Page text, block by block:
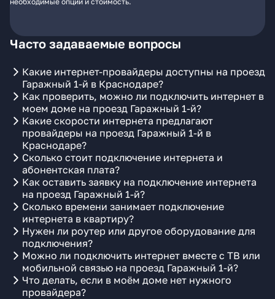
Часто задаваемые вопросы
Какие интернет-провайдеры доступны на проезд
Гаражный 1-й в Краснодаре?
Как проверить, можно ли подключить интернет в
моем доме на проезд Гаражный 1-й?
Какие скорости интернета предлагают
провайдеры на проезд Гаражный 1-й в
Краснодаре?
Сколько стоит подключение интернета и
абонентская плата?
Как оставить заявку на подключение интернета
на проезд Гаражный 1-й?
Сколько времени занимает подключение
интернета в квартиру?
Нужен ли роутер или другое оборудование для
подключения?
Можно ли подключить интернет вместе с ТВ или
мобильной связью на проезд Гаражный 1-й?
Что делать, если в моём доме нет нужного
провайдера?